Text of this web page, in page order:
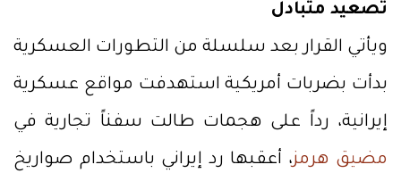
تصعيد متبادل
ويأتي القرار بعد سلسلة من التطورات العسكرية
بدأت بضربات أمريكية استهدفت مواقع عسكرية
إيرانية، رداً على هجمات طالت سفناً تجارية في
مضيق هرمز، أعقبها رد إيراني باستخدام صواريخ